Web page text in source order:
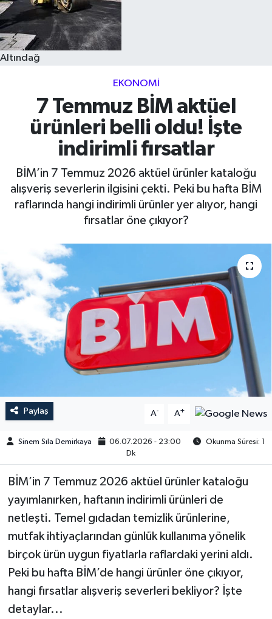
Altındağ
EKONOMI
7 Temmuz BİM aktüel
ürünleri belli oldu! İşte
indirimli fırsatlar
BİM’in 7 Temmuz 2026 aktüel ürünler kataloğu
alışveriş severlerin ilgisini çekti. Peki bu hafta BİM
raflarında hangi indirimli ürünler yer alıyor, hangi
fırsatlar öne çıkıyor?
Paylaş A- A+
Sinem Sıla Demirkaya 06.07.2026 - 23:00
Okunma Süresi: 1
Dk
BİM’in 7 Temmuz 2026 aktüel ürünler kataloğu
yayımlanırken, haftanın indirimli ürünleri de
netleşti. Temel gıdadan temizlik ürünlerine,
mutfak ihtiyaçlarından günlük kullanıma yönelik
birçok ürün uygun fiyatlarla raflardaki yerini aldı.
Peki bu hafta BİM’de hangi ürünler öne çıkıyor,
hangi fırsatlar alışveriş severleri bekliyor? İşte
detaylar...